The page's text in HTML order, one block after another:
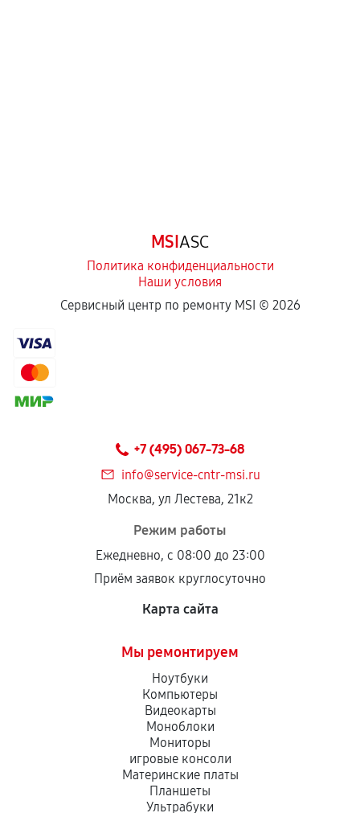
MSIASC
Политика конфиденциальности
Наши условия
Сервисный центр по ремонту MSI © 2026
+7 (495) 067-73-68
info@service-cntr-msi.ru
Москва, ул Лестева, 21к2
Режим работы
Ежедневно, с 08:00 до 23:00
Приём заявок круглосуточно
Карта сайта
Мы ремонтируем
Ноутбуки
Компьютеры
Видеокарты
Моноблоки
Мониторы
игровые консоли
Материнские платы
Планшеты
Ультрабуки